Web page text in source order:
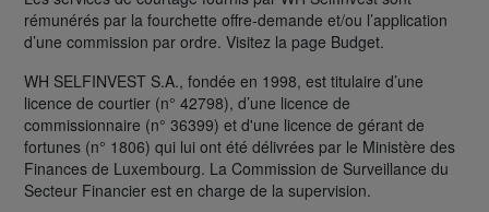
rémunérés par la fourchette offre-demande et/ou l’application
d’une commission par ordre. Visitez la page Budget.
WH SELFINVEST S.A., fondée en 1998, est titulaire d’une
licence de courtier (n° 42798), d’une licence de
commissionnaire (n° 36399) et d'une licence de gérant de
fortunes (n° 1806) qui lui ont été délivrées par le Ministère des
Finances de Luxembourg. La Commission de Surveillance du
Secteur Financier est en charge de la supervision.